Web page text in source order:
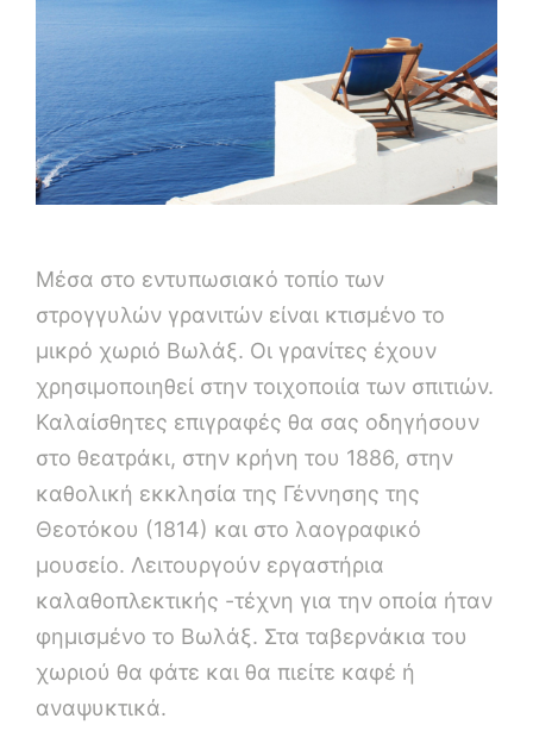
Μέσα στο εντυπωσιακό τοπίο των
στρογγυλών γρανιτών είναι κτισμένο το
μικρό χωριό Βωλάξ. Οι γρανίτες έχουν
χρησιμοποιηθεί στην τοιχοποιία των σπιτιών.
Καλαίσθητες επιγραφές θα σας οδηγήσουν
στο θεατράκι, στην κρήνη του 1886, στην
καθολική εκκλησία της Γέννησης της
Θεοτόκου (1814) και στο λαογραφικό
μουσείο. Λειτουργούν εργαστήρια
καλαθοπλεκτικής -τέχνη για την οποία ήταν
φημισμένο το Βωλάξ. Στα ταβερνάκια του
χωριού θα φάτε και θα πιείτε καφέ ή
αναψυκτικά.